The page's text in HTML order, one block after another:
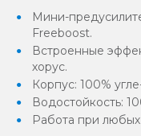
Мини-
Freeboost.
Встроенные
хорус.
Корпус: 100%
Водостойкость:
Работа при любых